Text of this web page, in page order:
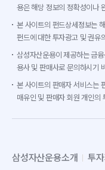
용은 해당 정보의 정확성이나
본 사이트의 펀드상세정보는
펀드에 대한 투자광고 및 권유
삼성자산운용이 제공하는 금
용사 및 판매사로 문의하시기
본 사이트의 판매자 서비스는
매유인 및 판매자 회원 개인의
삼성자산운용소개 투